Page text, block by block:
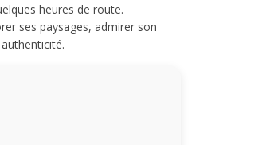
heures de route.
ses paysages, admirer son